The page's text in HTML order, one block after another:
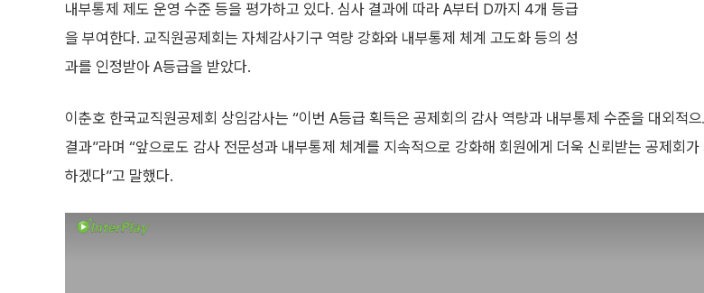
내부통제 제도 운영 수준 등을 평가하고 있다. 심사 결과에 따라 A부터 D까지 4개 등급
을 부여한다. 교직원공제회는 자체감사기구 역량 강화와 내부통제 체계 고도화 등의 성
과를 인정받아 A등급을 받았다.
이춘호 한국교직원공제회 상임감사는 “이번 A등급 획득은 공제회의 감사 역량과 내부통제 수준을 대외적
결과”라며 “앞으로도 감사 전문성과 내부통제 체계를 지속적으로 강화해 회원에게 더욱 신뢰받는 공제회가
하겠다”고 말했다.